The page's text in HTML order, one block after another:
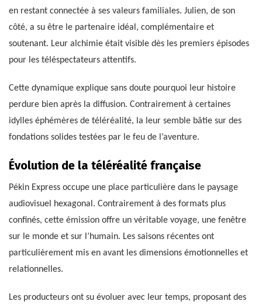
en restant connectée à ses valeurs familiales. Julien, de son
côté, a su être le partenaire idéal, complémentaire et
soutenant. Leur alchimie était visible dès les premiers épisodes
pour les téléspectateurs attentifs.
Cette dynamique explique sans doute pourquoi leur histoire
perdure bien après la diffusion. Contrairement à certaines
idylles éphémères de téléréalité, la leur semble bâtie sur des
fondations solides testées par le feu de l’aventure.
Évolution de la téléréalité française
Pékin Express occupe une place particulière dans le paysage
audiovisuel hexagonal. Contrairement à des formats plus
confinés, cette émission offre un véritable voyage, une fenêtre
sur le monde et sur l’humain. Les saisons récentes ont
particulièrement mis en avant les dimensions émotionnelles et
relationnelles.
Les producteurs ont su évoluer avec leur temps, proposant des